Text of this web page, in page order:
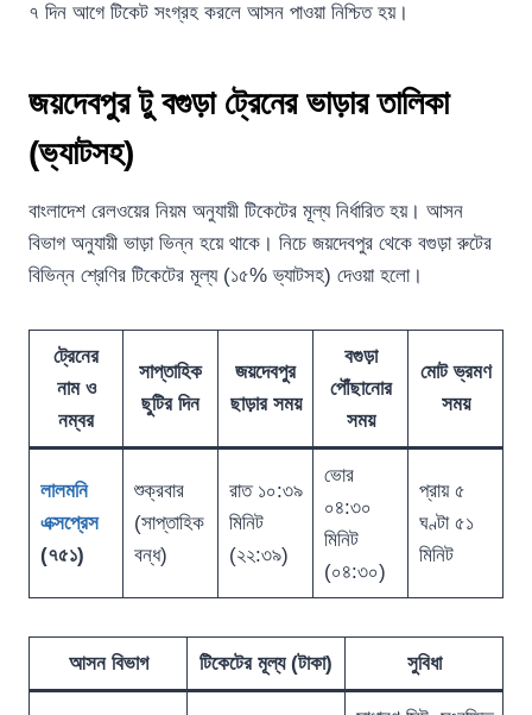
৭ দিন আগে টিকেট সংগ্রহ করলে আসন পাওয়া নিশ্চিত হয়।
জয়দেবপুর টু বগুড়া ট্রেনের ভাড়ার তালিকা
(ভ্যাটসহ)
বাংলাদেশ রেলওয়ের নিয়ম অনুযায়ী টিকেটের মূল্য নির্ধারিত হয়। আসন
বিভাগ অনুযায়ী ভাড়া ভিন্ন হয়ে থাকে। নিচে জয়দেবপুর থেকে বগুড়া রুটের
বিভিন্ন শ্রেণির টিকেটের মূল্য (১৫% ভ্যাটসহ) দেওয়া হলো।
ট্রেনের
নাম ও
নম্বর
সাপ্তাহিক
ছুটির দিন
জয়দেবপুর
ছাড়ার সময়
বগুড়া
পৌঁছানোর
সময়
মোট ভ্রমণ
সময়
লালমনি
এক্সপ্রেস
(৭৫১)
শুক্রবার
(সাপ্তাহিক
বন্ধ)
রাত ১০:৩৯
মিনিট
(২২:৩৯)
ভোর
০৪:৩০
মিনিট
(০৪:৩০)
প্রায় ৫
ঘণ্টা ৫১
মিনিট
আসন বিভাগ টিকেটের মূল্য (টাকা) সুবিধা